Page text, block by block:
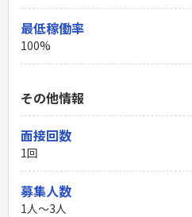
最低稼働率
100%
その他情報
面接回数
1回
募集人数
1人～3人